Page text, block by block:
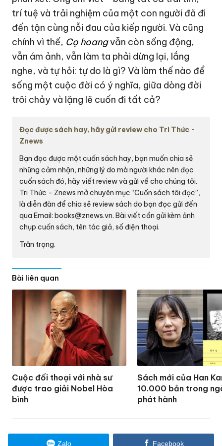
trí tuệ và trải nghiệm của một con người đã đi
đến tận cùng nỗi đau của kiếp người. Và cũng
chính vì thế, Cọ hoangvẫn còn sống động,
vẫn ám ảnh, vẫn làm ta phải dừng lại, lắng
nghe, và tự hỏi: tự do là gì? Và làm thế nào để
sống một cuộc đời có ý nghĩa, giữa dòng đời
trôi chảy và lặng lẽ cuốn đi tất cả?
Đọc được sách hay, hãy gửi review cho Tri Thức -
Znews
Bạn đọc được một cuốn sách hay, bạn muốn chia sẻ
những cảm nhận, những lý do mà người khác nên đọc
cuốn sách đó, hãy viết review và gửi về cho chúng tôi.
Tri Thức - Znews mở chuyên mục “Cuốn sách tôi đọc”,
là diễn đàn để chia sẻ review sách do bạn đọc gửi đến
qua Email:books@znews.vn. Bài viết cần gửi kèm ảnh
chụp cuốn sách, tên tác giả, số điện thoại.
Trân trọng.
Bài liên quan
Cuộc đối thoại với nhà sư
được trao giải Nobel Hòa
bình
Sách mới của Han
10.000 bản trong
phát hành
Zalo Facebook